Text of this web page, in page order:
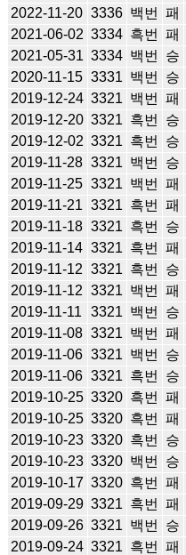
2022-11-20 3336 백번 패
2021-06-02 3334 흑번 패
2021-05-31 3334 백번 승
2020-11-15 3331 백번 승
2019-12-24 3321 백번 패
2019-12-20 3321 흑번 승
2019-12-02 3321 흑번 승
2019-11-28 3321 백번 승
2019-11-25 3321 백번 패
2019-11-21 3321 흑번 패
2019-11-18 3321 흑번 승
2019-11-14 3321 흑번 패
2019-11-12 3321 흑번 승
2019-11-12 3321 백번 패
2019-11-11
3321 백번 승
2019-11-08 3321 백번 패
2019-11-06 3321 백번 승
2019-11-06 3321 흑번 승
2019-10-25 3320 흑번 패
2019-10-25 3320 흑번 패
2019-10-23 3320 흑번 승
2019-10-23 3320 백번 승
2019-10-17 3320 흑번 패
2019-09-29 3321 흑번 패
2019-09-26 3321 백번 승
2019-09-24 3321 흑번 패